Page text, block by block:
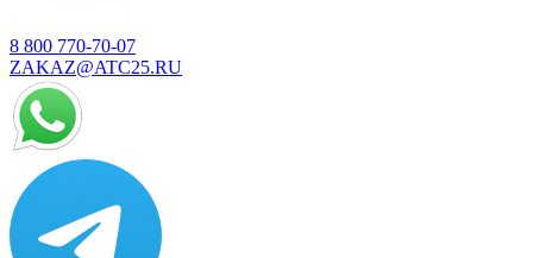
8 800 770-70-07
ZAKAZ@ATC25.RU